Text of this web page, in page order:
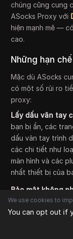
chúng cũng cung
ASocks Proxy với
hiện mạnh mẽ —
cao.
Những hạn
Mặc dù ASocks
có một số rủi ro
proxy:
Lấy dấu vân tay
bạn bị ẩn, các
dấu vân tay trình
các chi tiết như
màn hình và các
nhất thiết bị của
Bảo mật không
nhưng chúng
các hoạt động
ngân hàng hoặc
We use cookies to
You can opt out if